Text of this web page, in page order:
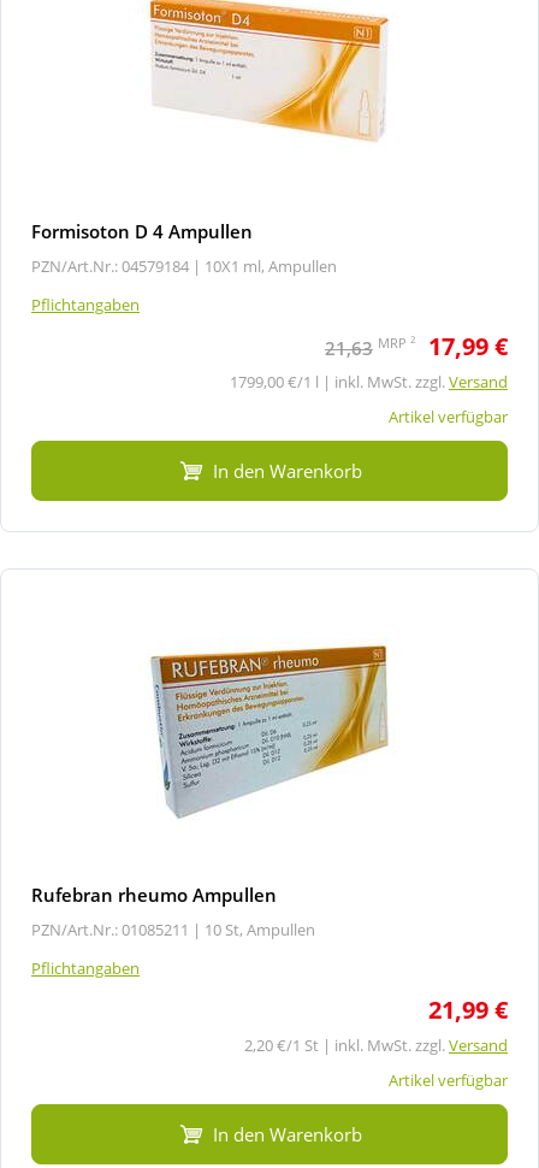
Formisoton D 4 Ampullen
PZN/Art.Nr.: 04579184 | 10X1 ml, Ampullen
Pflichtangaben
21,63 MRP 2 17,99 €
1799,00 €/1 l | inkl. MwSt. zzgl.Versand
Artikel verfügbar
In den Warenkorb
Rufebran rheumo Ampullen
PZN/Art.Nr.: 01085211 | 10 St, Ampullen
Pflichtangaben
21,99 €
2,20 €/1 St | inkl. MwSt. zzgl.Versand
Artikel verfügbar
In den Warenkorb